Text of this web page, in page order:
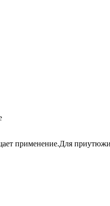
применение.Для